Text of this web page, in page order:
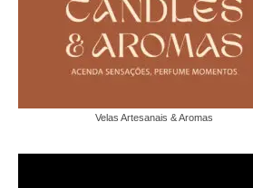
Velas Artesanais & Aromas